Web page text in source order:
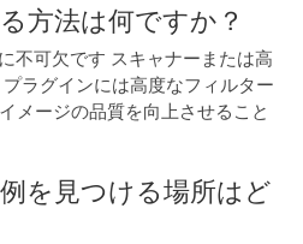
方法は何ですか？
不可欠です スキャナーまたは高
ラグインには高度なフィルター
メージの品質を向上させること
を見つける場所はど